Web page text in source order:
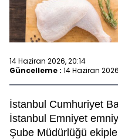
14 Haziran 2026, 20:14
Güncelleme : 14 Haziran
İstanbul Cumhuriyet
İstanbul Emniyet
Şube Müdürlüğü